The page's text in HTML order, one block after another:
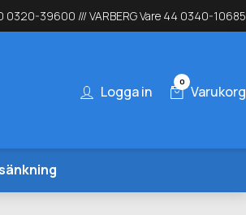
0320-39600 /// VARBERG Vare 44 0340-10685
Logga in
0
Varukorg